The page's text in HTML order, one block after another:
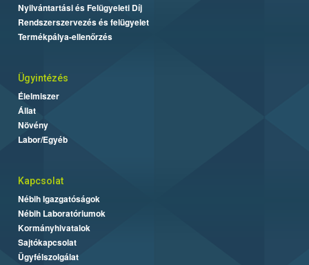
Nyilvántartási és Felügyeleti Díj
Rendszerszervezés és felügyelet
Termékpálya-ellenőrzés
Ügyintézés
Élelmiszer
Állat
Növény
Labor/Egyéb
Kapcsolat
Nébih Igazgatóságok
Nébih Laboratóriumok
Kormányhivatalok
Sajtókapcsolat
Ügyfélszolgálat